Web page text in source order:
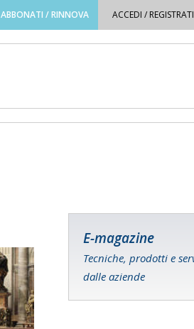
ABBONATI / RINNOVA ACCEDI / REGISTRATI
E-magazine
Tecniche, prodotti e
dalle aziende